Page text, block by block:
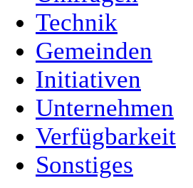
Technik
Gemeinden
Initiativen
Unternehmen
Verfügbarkeit
Sonstiges